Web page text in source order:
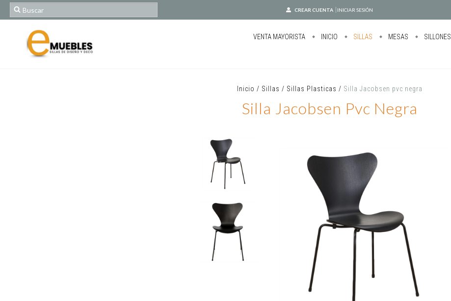
CREAR CUENTA INICIAR SESIÓN
VENTA MAYORISTA INICIO SILLAS MESAS SILLONES
Inicio / Sillas / Sillas Plasticas / Silla Jacobsen pvc negra
Silla Jacobsen Pvc Negra